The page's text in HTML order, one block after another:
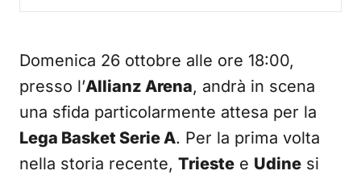
Domenica 26 ottobre alle ore 18:00,
presso l’Allianz Arena, andrà in scena
una sfida particolarmente attesa per la
Lega Basket Serie A. Per la prima volta
nella storia recente, Trieste e Udine si